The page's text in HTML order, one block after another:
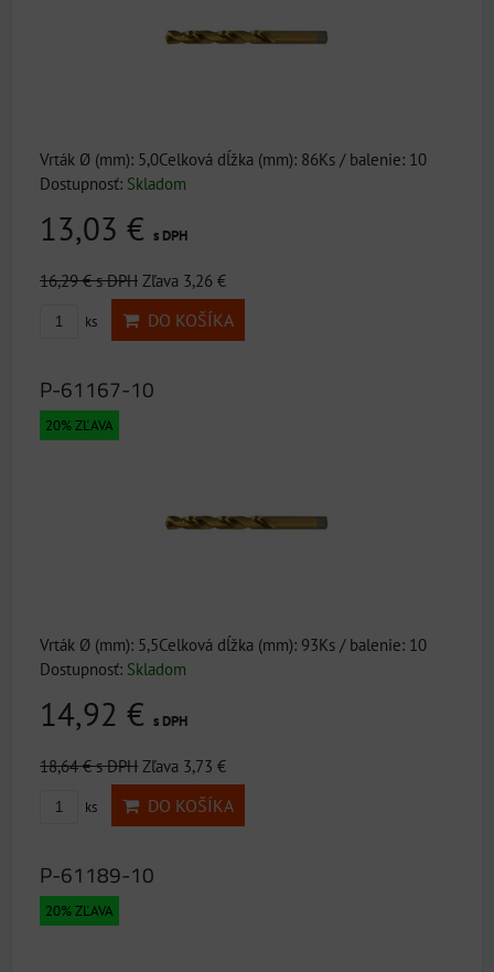
Vrták Ø (mm): 5,0Celková dĺžka (mm): 86Ks / balenie: 10
Dostupnosť: Skladom
13,03 € s DPH
16,29 €s DPH Zľava 3,26 €
ks DO KOŠÍKA
P-61167-10
20% ZĽAVA
Vrták Ø (mm): 5,5Celková dĺžka (mm): 93Ks / balenie: 10
Dostupnosť: Skladom
14,92 € s DPH
18,64 €s DPH Zľava 3,73 €
ks DO KOŠÍKA
P-61189-10
20% ZĽAVA